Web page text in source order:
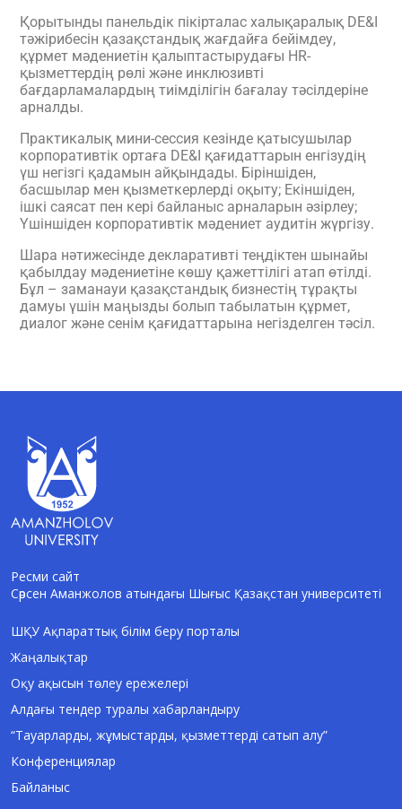
Қорытынды панельдік пікірталас халықаралық DE&I
тәжірибесін қазақстандық жағдайға бейімдеу,
құрмет мәдениетін қалыптастырудағы HR-
қызметтердің рөлі және инклюзивті
бағдарламалардың тиімділігін бағалау тәсілдеріне
арналды.
Практикалық мини-сессия кезінде қатысушылар
корпоративтік ортаға DE&I қағидаттарын енгізудің
үш негізгі қадамын айқындады. Біріншіден,
басшылар мен қызметкерлерді оқыту; Екіншіден,
ішкі саясат пен кері байланыс арналарын әзірлеу;
Үшіншіден корпоративтік мәдениет аудитін жүргізу.
Шара нәтижесінде декларативті теңдіктен шынайы
қабылдау мәдениетіне көшу қажеттілігі атап өтілді.
Бұл – заманауи қазақстандық бизнестің тұрақты
дамуы үшін маңызды болып табылатын құрмет,
диалог және сенім қағидаттарына негізделген тәсіл.
Ресми сайт
Сәрсен Аманжолов атындағы Шығыс Қазақстан университеті
ШҚУ Ақпараттық білім беру порталы
Жаңалықтар
Оқу ақысын төлеу ережелері
Алдағы тендер туралы хабарландыру
“Тауарларды, жұмыстарды, қызметтерді сатып алу”
Конференциялар
Байланыс
AI-Talapker
Сәлем! Мен AI-Talapker — Сәрсен
Аманжолов атындағы Шығыс Қазақстан
университеті (ШҚУ) көмекшісімін.
Бакалавриат, магистратура, докторантура